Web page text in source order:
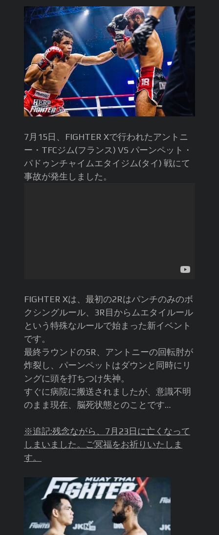
7月15日、FIGHTER Xで行われたアントニ
ー・TFCジム(フランス) VS パーンペット・
パドゥンチャイムエタイジム(タイ) 戦にて
事故が発生しました。
FIGHTER Xは、最初の2Rはパンチのみのボ
クシングルール、3R目からムエタイルール
という特殊なルールで始まった新イベント
です。
最終ラウンドの5R、アントニーの回転肘が
炸裂し、パーンペットはダウンと同時にリ
ングに頭を打ちつけ失神。
すぐに病院に搬送されましたが、意識不明
のまま現在、脳死状態とのことです…
※追記:残念ながら、7月23日に亡くなって
しまいました。ご冥福をお祈りいたしま
す。